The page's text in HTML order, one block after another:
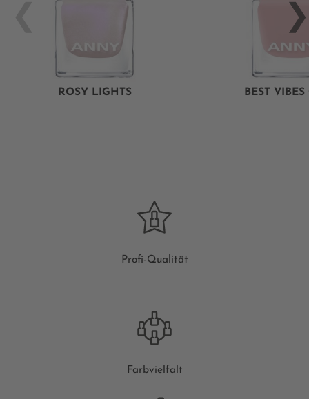
ROSY LIGHTS BEST
Profi-Qualität
Farbvielfalt